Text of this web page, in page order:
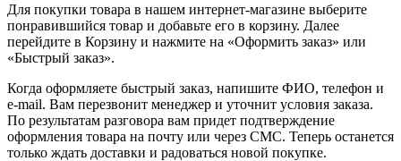
Для покупки товара в нашем интернет-магазине выберите
понравившийся товар и добавьте его в корзину. Далее
перейдите в Корзину и нажмите на «Оформить заказ» или
«Быстрый заказ».
Когда оформляете быстрый заказ, напишите ФИО, телефон и
e-mail. Вам перезвонит менеджер и уточнит условия заказа.
По результатам разговора вам придет подтверждение
оформления товара на почту или через СМС. Теперь останется
только ждать доставки и радоваться новой покупке.